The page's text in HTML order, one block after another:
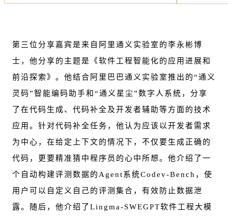
第三位分享嘉宾是来自阿里通义实验室的李永彬博
士，他分享的主题是《软件工程智能化的应用进展和
前沿探索》。他结合阿里巴巴通义实验室推出的“通义
灵码”智能编码助手和“通义星尘”数字人系统，分享
了在代码生成、代码补全及开发者辅助等方面的技术
应用。针对代码补全任务，他认为应该以开发者需求
为中心，在给定上下文的情况下，不仅要生成正确的
代码，更要精准猜中程序员的心中所想。他介绍了一
个自动构建评测数据的Agent系统Codev-Bench，使
用户可以自定义自己的评测集合，有效防止数据泄
露。随后，他介绍 了Lingma-SWEGPT软件工程大模